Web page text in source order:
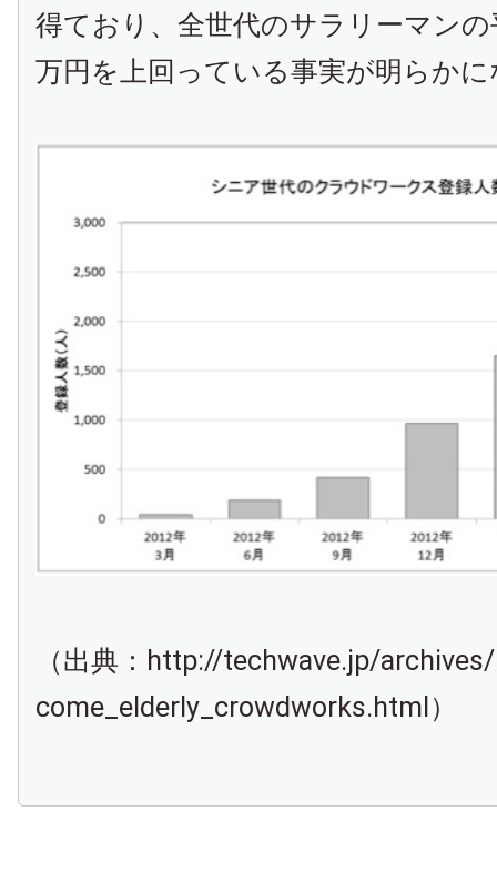
得ており、全世代のサラリーマン
万円を上回っている事実が明らか
（出典：http://techwave.jp/
come_elderly_crowdworks.html）